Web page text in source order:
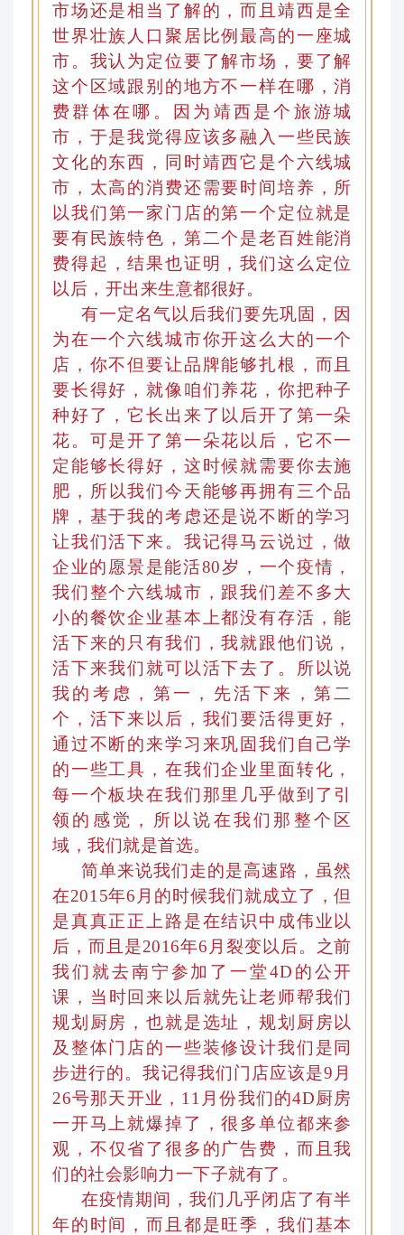
市场还是相当了解的 ，而且靖西是全
世界壮族人口聚居比例最高的一座城
市。我认为定位要了解市场，要了解
这个区域跟别的地方不一样在哪，消
费群体在哪。因为靖西是个旅游城
市，于是我觉得应该多融入一些民族
文化的东西 ，
同时靖西它是个六线城
市，太高的消费还需要时间培养 ，所
以我们第一家门店的第一个定位就是
要有民族特色，第二个是老百姓能消
费得起 ，结果也证明，我们这么定位
以后，开出来生意都很好。
有一定名气以后我们要先巩固，因
为在一个六线城市你开这么大的一个
店，你不但要让品牌能够扎根，而且
要长得好 ， 就像咱们养花，你把种子
种好了，它长出来了以后开了第一朵
花。可是开了第一朵花以后，它不一
定能够长得好，这时候就需要你去施
肥 ， 所以我们今天能够再拥有三个品
牌，基于我的考虑还是说不断的学习
让我们活下来。我记得马云说过 ，做
企业的愿景是能活80岁 ， 一个疫情 ，
我们整个六线城市，跟我们差不多大
小的餐饮企业基本上都没有存活，能
活下来的只有我们，我就跟他们说，
活下来我们就可以活下去了。所以说
我的考虑 ， 第一，先活下来 ，第二
个，活下来以后，我们要活得更好 ，
通过不断的来学习来巩固我们自己学
的一些工具，在我们企业里面转化 ，
每一个板块在我们那里几乎做到了引
领的感觉，所以说在我们那整个区
域，我们就是首选。
简单来说我们走的是高速路，虽然
在2015年6月的时候我们就成立了 ，但
是真真正正上路是在结识中成伟业以
后 ， 而且是2016年6月裂变以后。之前
我们就去南宁参加了一堂4D 的公开
课 ，当时回来以后就先让老师帮我们
规划厨房 ，也就是选址 ，规划厨房以
及整体门店的一些装修设计我们是同
步进行的。我记得我们门店应该是9月
26号那天开业 ， 11月份我们的4D厨房
一开马上就爆掉了，很多单位都来参
观 ， 不仅省了很多的广告费，而且我
们的社会影响力一下子就有了。
在疫情期间，我们几乎闭店了有半
年的时间，而且都是旺季 ， 我们基本